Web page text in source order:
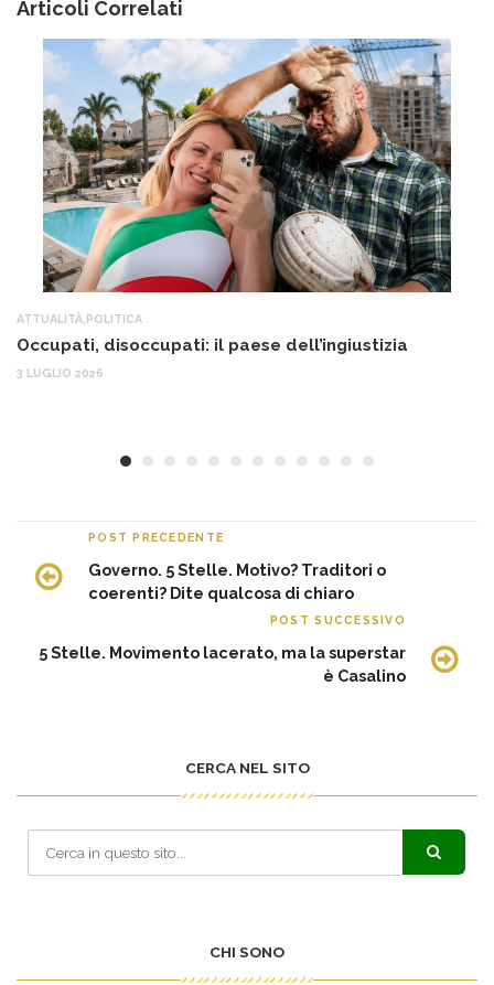
Articoli Correlati
ATTUALITÀ POLITICA
Occupati, disoccupati: il paese dell’ingiustizia
3 LUGLIO 2026
POST PRECEDENTE
Governo. 5 Stelle. Motivo? Traditori o
coerenti? Dite qualcosa di chiaro
POST SUCCESSIVO
5 Stelle. Movimento lacerato, ma la superstar
è Casalino
CERCA NEL SITO
CHI SONO